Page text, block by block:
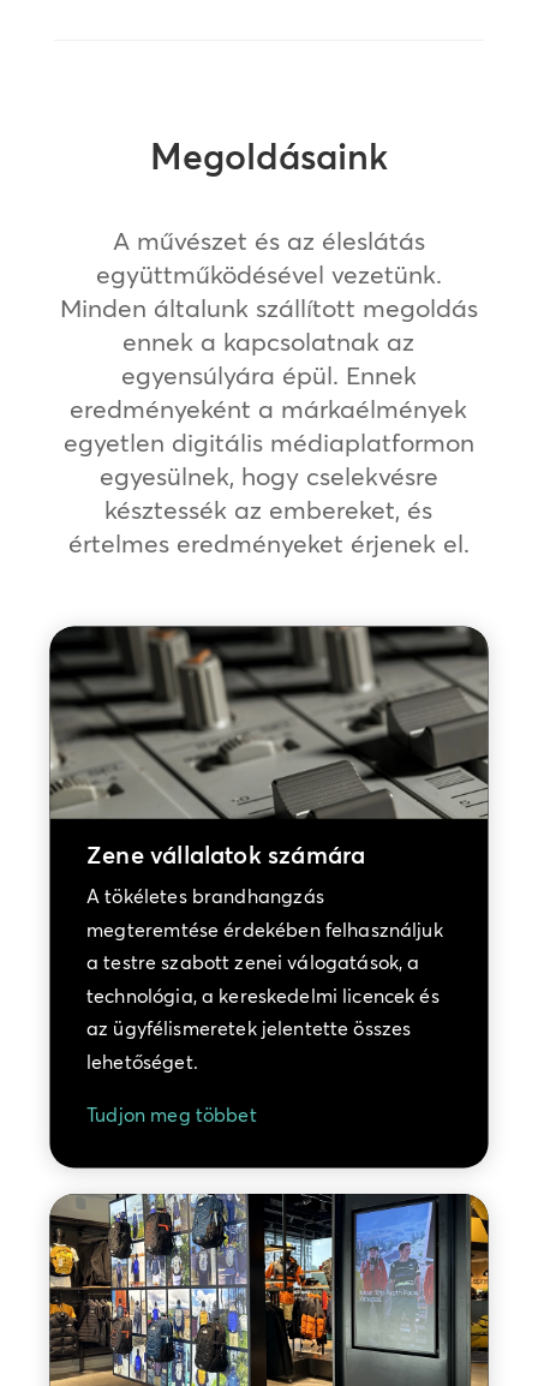
Megoldásaink
A művészet és az éleslátás
együttműködésével vezetünk.
Minden általunk szállított megoldás
ennek a kapcsolatnak az
egyensúlyára épül. Ennek
eredményeként a márkaélmények
egyetlen digitális médiaplatformon
egyesülnek, hogy cselekvésre
késztessék az embereket, és
értelmes eredményeket érjenek el.
Zene vállalatok számára
A tökéletes brandhangzás
megteremtése érdekében felhasználjuk
a testre szabott zenei válogatások, a
technológia, a kereskedelmi licencek és
az ügyfélismeretek jelentette összes
lehetőséget.
Tudjon meg többet